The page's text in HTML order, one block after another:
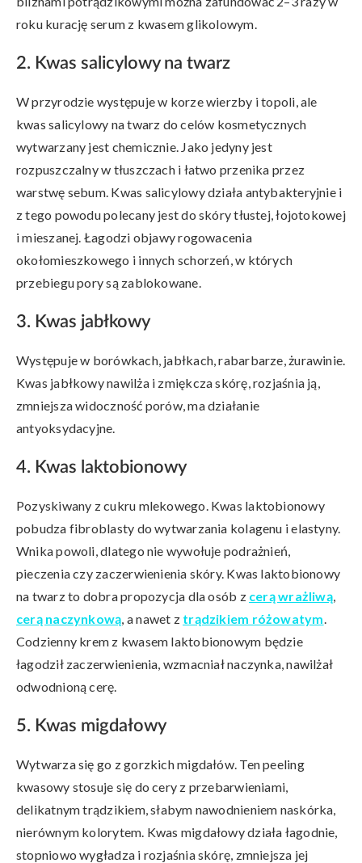
roku kurację serum z kwasem glikolowym.
2. Kwas salicylowy na twarz
W przyrodzie występuje w korze wierzby i topoli, ale
kwas salicylowy na twarz do celów kosmetycznych
wytwarzany jest chemicznie. Jako jedyny jest
rozpuszczalny w tłuszczach i łatwo przenika przez
warstwę sebum. Kwas salicylowy działa antybakteryjnie i
z tego powodu polecany jest do skóry tłustej, łojotokowej
i mieszanej. Łagodzi objawy rogowacenia
okołomieszkowego i innych schorzeń, w których
przebiegu pory są zablokowane.
3. Kwas jabłkowy
Występuje w borówkach, jabłkach, rabarbarze, żurawinie.
Kwas jabłkowy nawilża i zmiękcza skórę, rozjaśnia ją,
zmniejsza widoczność porów, ma działanie
antyoksydacyjne.
4. Kwas laktobionowy
Pozyskiwany z cukru mlekowego. Kwas laktobionowy
pobudza fibroblasty do wytwarzania kolagenu i elastyny.
Wnika powoli, dlatego nie wywołuje podrażnień,
pieczenia czy zaczerwienienia skóry. Kwas laktobionowy
na twarz to dobra propozycja dla osób z cerą wrażliwą,
cerą naczynkową, a nawet z trądzikiem różowatym.
Codzienny krem z kwasem laktobionowym będzie
łagodził zaczerwienienia, wzmacniał naczynka, nawilżał
odwodnioną cerę.
5. Kwas migdałowy
Wytwarza się go z gorzkich migdałów. Ten peeling
kwasowy stosuje się do cery z przebarwieniami,
delikatnym trądzikiem, słabym nawodnieniem naskórka,
nierównym kolorytem. Kwas migdałowy działa łagodnie,
stopniowo wygładza i rozjaśnia skórę, zmniejsza jej